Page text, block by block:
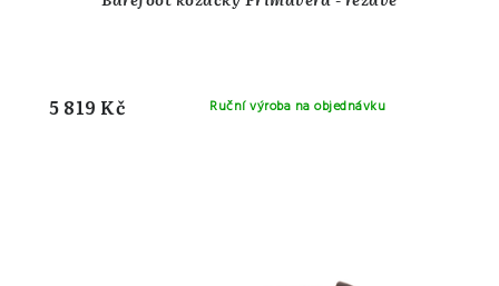
Ruční výroba na objednávku
5 819 Kč